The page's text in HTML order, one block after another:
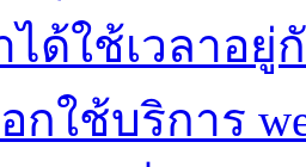
ได้ใช้เวลาอยู่
กใช้บริการ